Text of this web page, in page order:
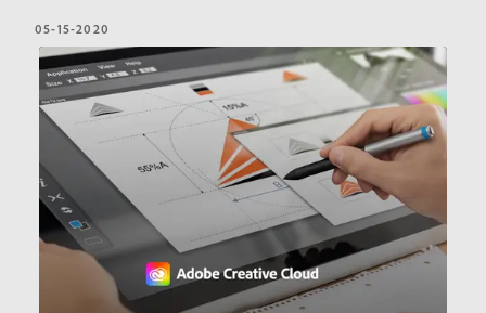
05-15-2020